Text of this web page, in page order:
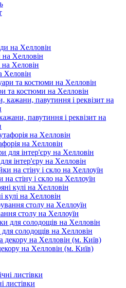
на Хелловін
Хеловін
та костюми на Хелловін
павутиння і реквізит на
на Хелловін
інтер'єру на Хелловін
на стіну і скло на Хеллоуїн
кулі на Хелловін
столу на Хеллоуїн
солодощів на Хелловін
на Хелловін (м. Київ)
листівки